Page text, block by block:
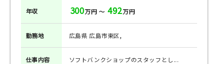
年収 300万円 ～ 492万円
勤務地 広島県 広島市東区,
仕事内容 ソフトバンクショップのスタッフとし...